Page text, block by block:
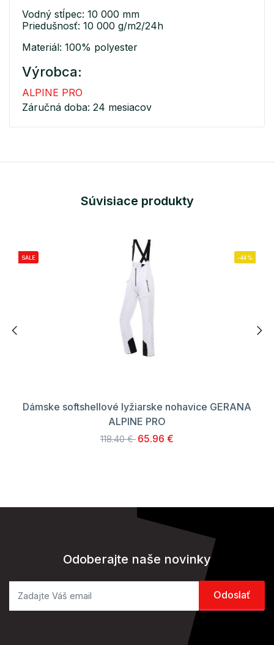
Vodný stĺpec: 10 000 mm
Priedušnosť: 10 000 g/m2/24h
Materiál: 100% polyester
Výrobca:
ALPINE PRO
Záručná doba: 24 mesiacov
Súvisiace produkty
SALE -44%
Dámske softshellové lyžiarske nohavice GERANA
ALPINE PRO
118.40 € 65.96 €
Odoberajte naše novinky